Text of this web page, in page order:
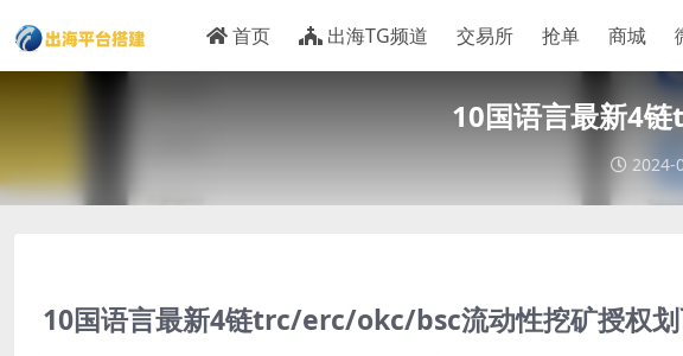
首页 出海TG频道 交易所 抢单 商城
10国语言最新4
2024-
10国语言最新4链trc/erc/okc/bsc流动性挖矿授权